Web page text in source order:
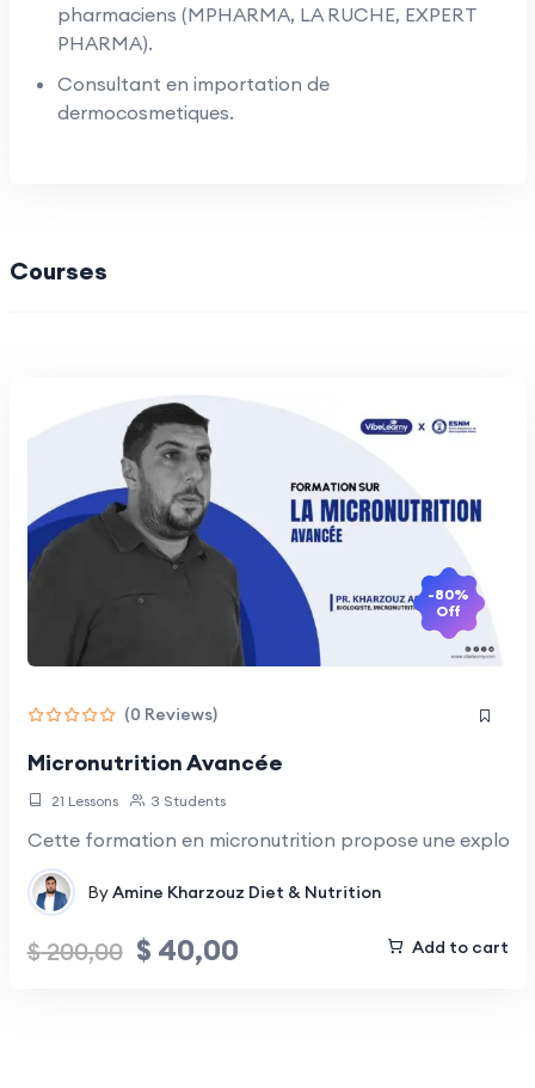
pharmaciens (MPHARMA, LA RUCHE, EXPERT
PHARMA).
Consultant en importation de
dermocosmetiques.
Courses
-80%
Off
(0 Reviews)
Micronutrition Avancée
21 Lessons 3 Students
Cette formation en micronutrition propose une
ByAmine Kharzouz Diet & Nutrition
$200,00 $ 40,00 Add to cart